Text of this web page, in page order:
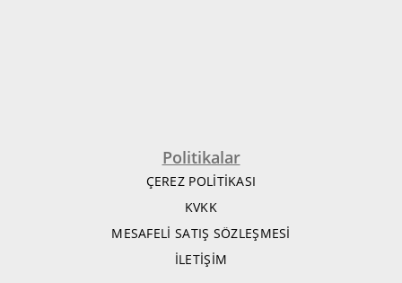
Politikalar
ÇEREZ POLİTİKASI
KVKK
MESAFELİ SATIŞ SÖZLEŞMESİ
İLETİŞİM